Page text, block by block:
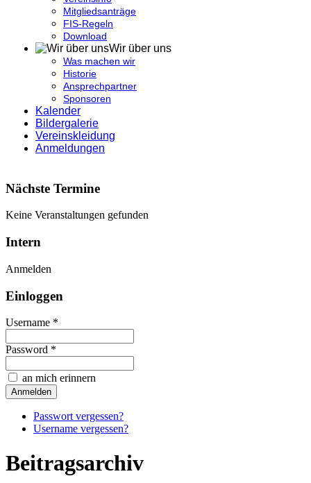
Mitgliedsanträge
FIS-Regeln
Download
Wir über uns
Was machen wir
Historie
Ansprechpartner
Sponsoren
Kalender
Bildergalerie
Vereinskleidung
Anmeldungen
Nächste Termine
Keine Veranstaltungen gefunden
Intern
Anmelden
Einloggen
Username *
Password *
an mich erinnern
Passwort vergessen?
Username vergessen?
Beitragsarchiv